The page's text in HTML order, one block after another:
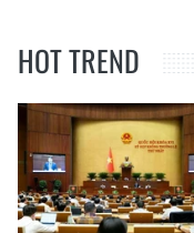
HOT TREND